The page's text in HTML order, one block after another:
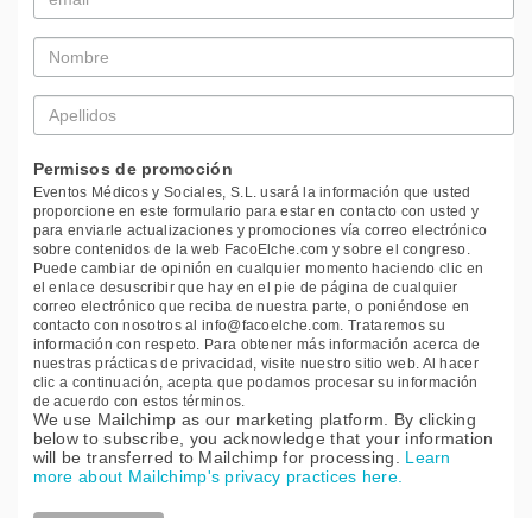
*
Nombre
*
Apellidos
*
Permisos de promoción
Eventos Médicos y Sociales, S.L. usará la información que usted
proporcione en este formulario para estar en contacto con usted y
para enviarle actualizaciones y promociones vía correo electrónico
sobre contenidos de la web FacoElche.com y sobre el congreso.
Puede cambiar de opinión en cualquier momento haciendo clic en
el enlace desuscribir que hay en el pie de página de cualquier
correo electrónico que reciba de nuestra parte, o poniéndose en
contacto con nosotros al info@facoelche.com. Trataremos su
información con respeto. Para obtener más información acerca de
nuestras prácticas de privacidad, visite nuestro sitio web. Al hacer
clic a continuación, acepta que podamos procesar su información
de acuerdo con estos términos.
We use Mailchimp as our marketing platform. By clicking
below to subscribe, you acknowledge that your information
will be transferred to Mailchimp for processing. Learn
more about Mailchimp's privacy practices here.